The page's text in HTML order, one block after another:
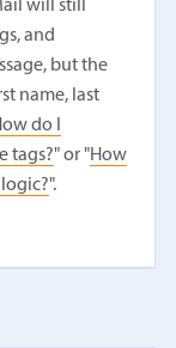
will still
and
but the
name, last
do I
tags?" or "How
".